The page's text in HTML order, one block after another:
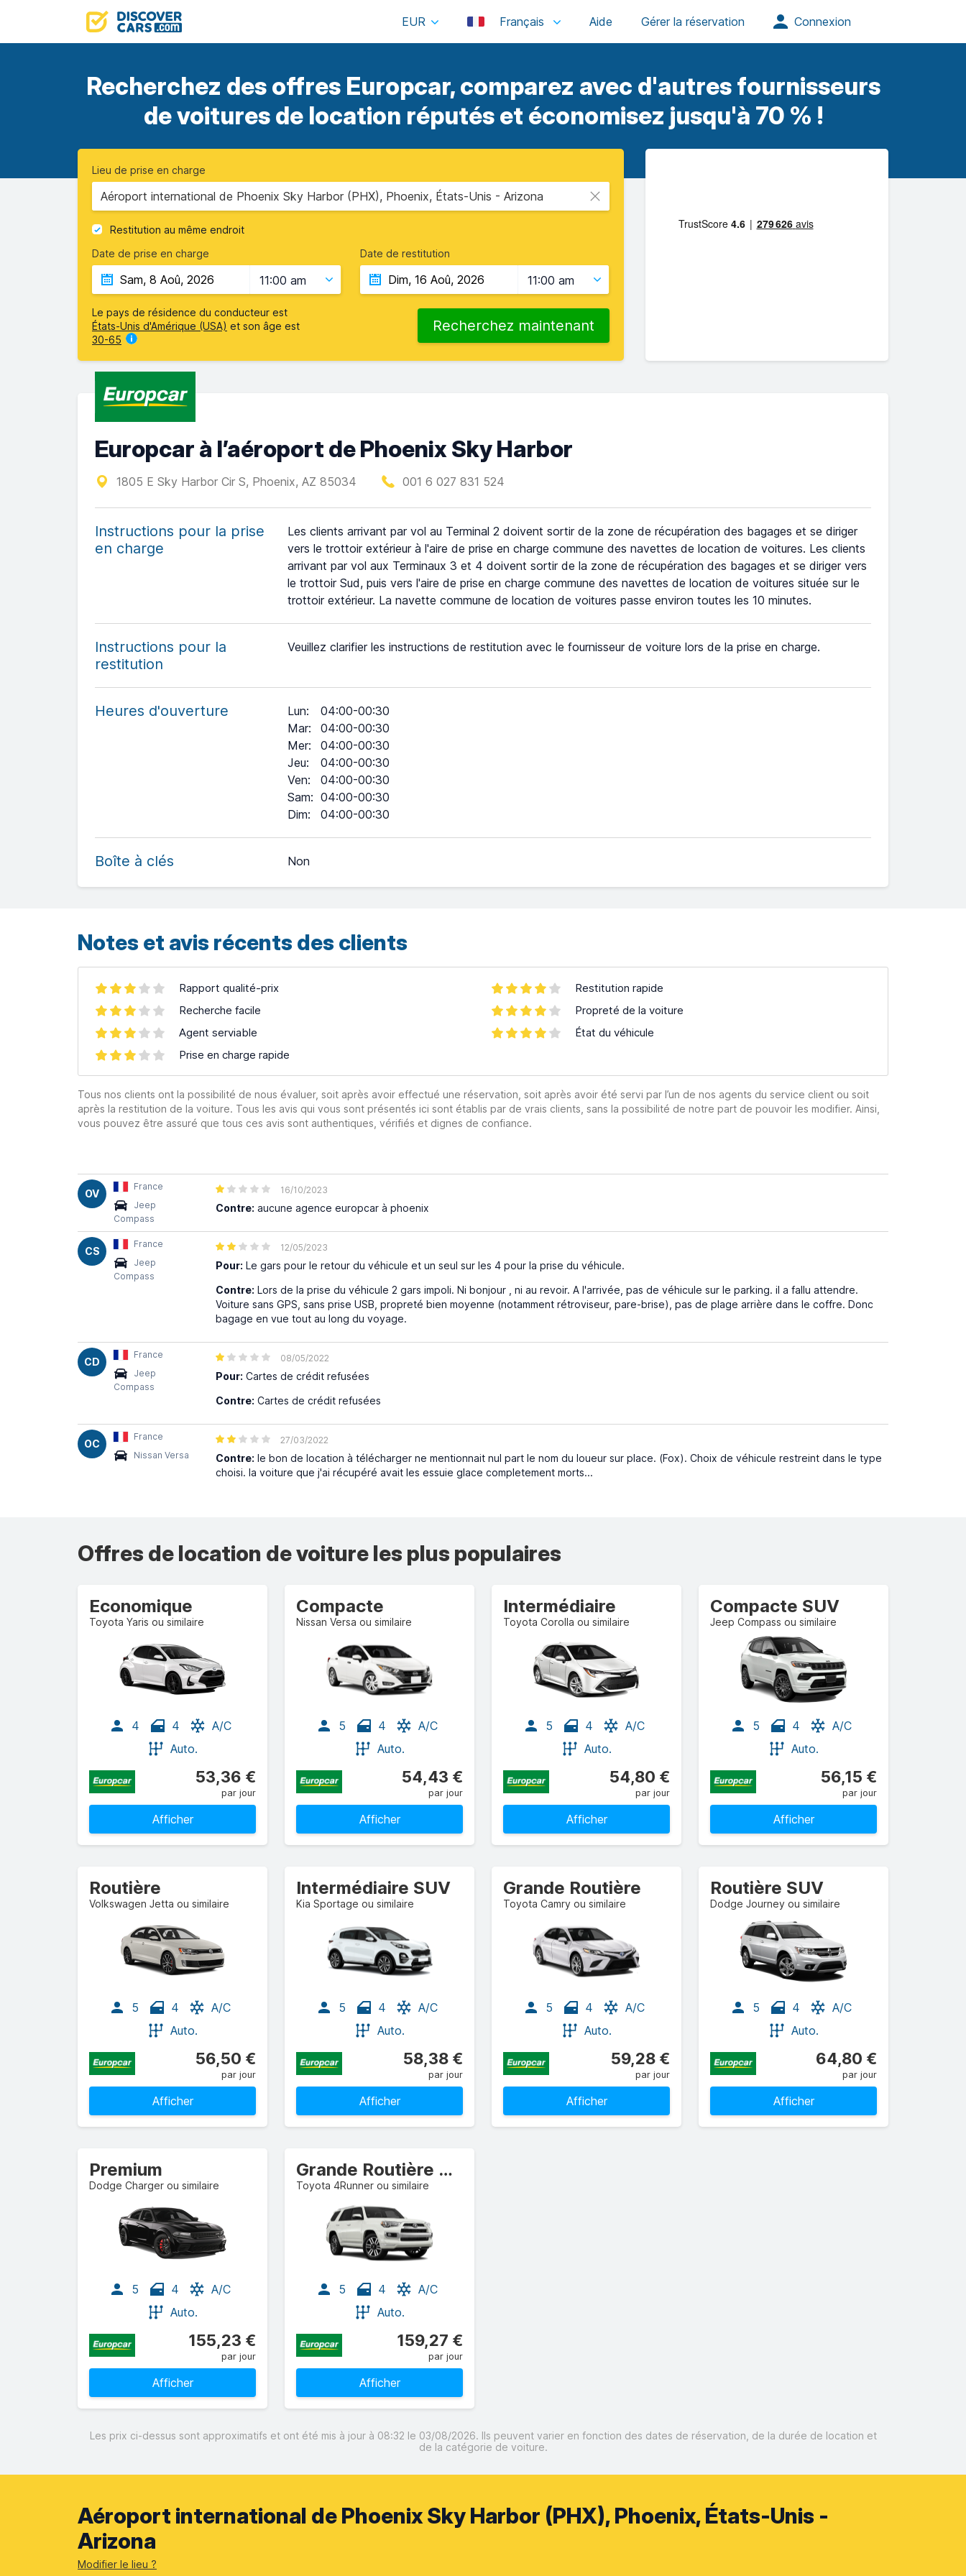
EUR Français
Recherchez des offres Europcar, comparez avec d'autres fournisseurs
de voitures de location réputés et économisez jusqu'à 70 % !
Lieu de prise en charge
Aéroport international de Phoenix Sky Harbor (PHX), Phoenix, États-Unis - Arizona
Restitution au même endroit
Date de prise en charge
11:00 am
Date de restitution
11:00 am
Le pays de résidence du conducteur est
États-Unis d'Amérique (USA) et son âge est
30-65
Recherchez maintenant
Europcar à l’aéroport de Phoenix Sky Harbor
1805 E Sky Harbor Cir S, Phoenix, AZ 85034 001 6 027 831 524
Instructions pour la prise
en charge
Les clients arrivant par vol au Terminal 2 doivent sortir de la zone de récupération des bagages et se diriger
vers le trottoir extérieur à l'aire de prise en charge commune des navettes de location de voitures. Les clients
arrivant par vol aux Terminaux 3 et 4 doivent sortir de la zone de récupération des bagages et se diriger vers
le trottoir Sud, puis vers l'aire de prise en charge commune des navettes de location de voitures située sur le
trottoir extérieur. La navette commune de location de voitures passe environ toutes les 10 minutes.
Instructions pour la
restitution
Veuillez clarifier les instructions de restitution avec le fournisseur de voiture lors de la prise en charge.
Heures d'ouverture Lun:
04:00-00:30
Mar:
04:00-00:30
Mer:
04:00-00:30
Jeu:
04:00-00:30
Ven:
04:00-00:30
Sam: 04:00-00:30
Dim: 04:00-00:30
Boîte à clés Non
Notes et avis récents des clients
Rapport qualité-prix
Recherche facile
Agent serviable
Prise en charge rapide
Restitution rapide
Propreté de la voiture
État du véhicule
Tous nos clients ont la possibilité de nous évaluer, soit après avoir effectué une réservation, soit après avoir été servi par l’un de nos agents du service client ou soit
après la restitution de la voiture. Tous les avis qui vous sont présentés ici sont établis par de vrais clients, sans la possibilité de notre part de pouvoir les modifier. Ainsi,
vous pouvez être assuré que tous ces avis sont authentiques, vérifiés et dignes de confiance.
OV
France
Jeep
Compass
16/10/2023
Contre: aucune agence europcar à phoenix
CS
France
Jeep
Compass
12/05/2023
Pour: Le gars pour le retour du véhicule et un seul sur les 4 pour la prise du véhicule.
Contre: Lors de la prise du véhicule 2 gars impoli. Ni bonjour , ni au revoir. A l'arrivée, pas de véhicule sur le parking. il a fallu attendre.
Voiture sans GPS, sans prise USB, propreté bien moyenne (notamment rétroviseur, pare-brise), pas de plage arrière dans le coffre. Donc
bagage en vue tout au long du voyage.
CD
France
Jeep
Compass
08/05/2022
Pour: Cartes de crédit refusées
Contre: Cartes de crédit refusées
OC
France
Nissan Versa
27/03/2022
Contre: le bon de location à télécharger ne mentionnait nul part le nom du loueur sur place. (Fox). Choix de véhicule restreint dans le type
choisi. la voiture que j'ai récupéré avait les essuie glace completement morts...
Offres de location de voiture les plus populaires
Economique
Toyota Yaris ou similaire
4 4
A/C
Auto.
53,36 €
par jour
Afficher
Compacte
Nissan Versa ou similaire
5 4
A/C
Auto.
54,43 €
par jour
Afficher
Intermédiaire
Toyota Corolla ou similaire
5 4
A/C
Auto.
54,80 €
par jour
Afficher
Compacte SUV
Jeep Compass ou similaire
5 4
A/C
Auto.
56,15 €
par jour
Afficher
Routière
Volkswagen Jetta ou similaire
5 4
A/C
Auto.
56,50 €
par jour
Afficher
Intermédiaire SUV
Kia Sportage ou similaire
5 4
A/C
Auto.
58,38 €
par jour
Afficher
Grande Routière
Toyota Camry ou similaire
5 4
A/C
Auto.
59,28 €
par jour
Afficher
Routière SUV
Dodge Journey ou similaire
5 4
A/C
Auto.
64,80 €
par jour
Afficher
Premium
Dodge Charger ou similaire
5 4
A/C
Auto.
155,23 €
par jour
Afficher
Grande Routière SUV
Toyota 4Runner ou similaire
5 4
A/C
Auto.
159,27 €
par jour
Afficher
Les prix ci-dessus sont approximatifs et ont été mis à jour à 08:32 le 03/08/2026. Ils peuvent varier en fonction des dates de réservation, de la durée de location et
de la catégorie de voiture.
Aéroport international de Phoenix Sky Harbor (PHX), Phoenix, États-Unis -
Arizona
Modifier le lieu ?